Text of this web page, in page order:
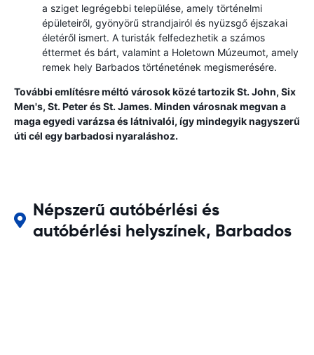
a sziget legrégebbi települése, amely történelmi
épületeiről, gyönyörű strandjairól és nyüzsgő éjszakai
életéről ismert. A turisták felfedezhetik a számos
éttermet és bárt, valamint a Holetown Múzeumot, amely
remek hely Barbados történetének megismerésére.
További említésre méltó városok közé tartozik St. John, Six
Men's, St. Peter és St. James. Minden városnak megvan a
maga egyedi varázsa és látnivalói, így mindegyik nagyszerű
úti cél egy barbadosi nyaraláshoz.
Népszerű autóbérlési és
autóbérlési helyszínek, Barbados